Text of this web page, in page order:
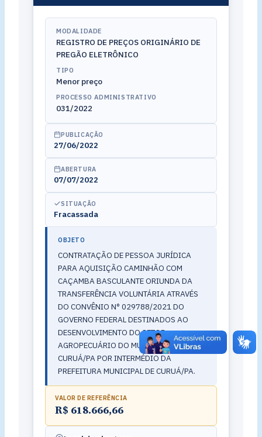
MODALIDADE
REGISTRO DE PREÇOS ORIGINÁRIO DE
PREGÃO ELETRÔNICO
TIPO
Menor preço
PROCESSO ADMINISTRATIVO
031/2022
PUBLICAÇÃO
27/06/2022
ABERTURA
07/07/2022
SITUAÇÃO
Fracassada
OBJETO
CONTRATAÇÃO DE PESSOA JURÍDICA
PARA AQUISIÇÃO CAMINHÃO COM
CAÇAMBA BASCULANTE ORIUNDA DA
TRANSFERÊNCIA VOLUNTÁRIA ATRAVÉS
DO CONVÊNIO N° 029788/2021 DO
GOVERNO FEDERAL DESTINADOS AO
DESENVOLVIMENTO DO SETOR
AGROPECUÁRIO DO MUNICIPIO DE
CURUÁ/PA POR INTERMÉDIO DA
PREFEITURA MUNICIPAL DE CURUÁ/PA.
VALOR DE REFERÊNCIA
R$ 618.666,66